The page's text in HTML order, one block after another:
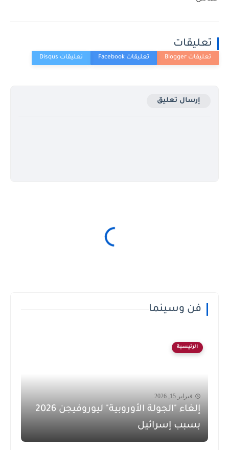
تعليقات
إرسال تعليق
فن وسينما
الرئيسية
فبراير 15, 2026
إلغاء "الجولة الأوروبية" ليوروفيجن 2026
بسبب إسرائيل